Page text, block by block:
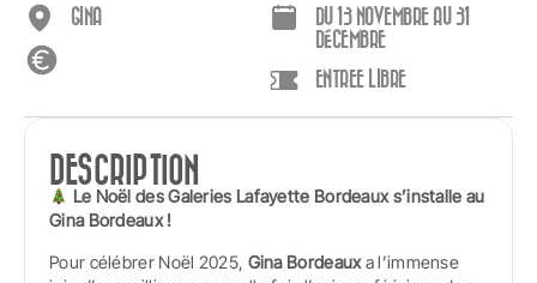
GINA
DU 13 NOVEMBRE AU 31
DÉCEMBRE
ENTREE LIBRE
DESCRIPTION
Le Noël des Galeries Lafayette Bordeaux s’installe au
Gina Bordeaux !
Pour célébrer Noël 2025, Gina Bordeauxa l’immense